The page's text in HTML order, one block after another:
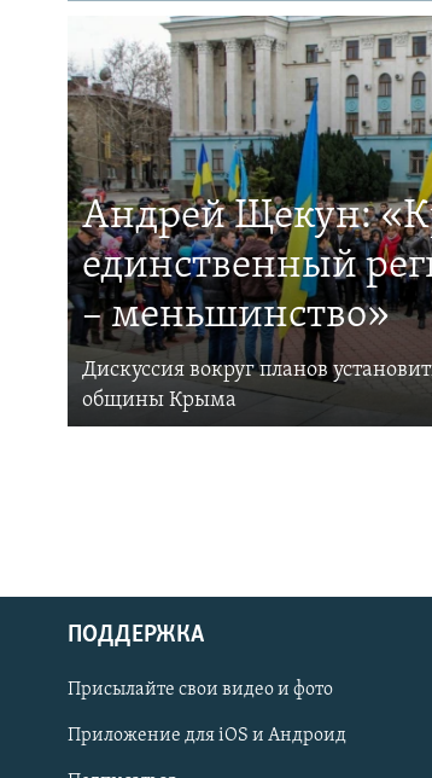
Українською
Qırımtatar
Андрей Щекун:
единственный
– меньшинство»
Дискуссия вокруг планов
общины Крыма
ПОДДЕРЖКА
Присылайте свои видео и фото
Приложение для iOS и Андроид